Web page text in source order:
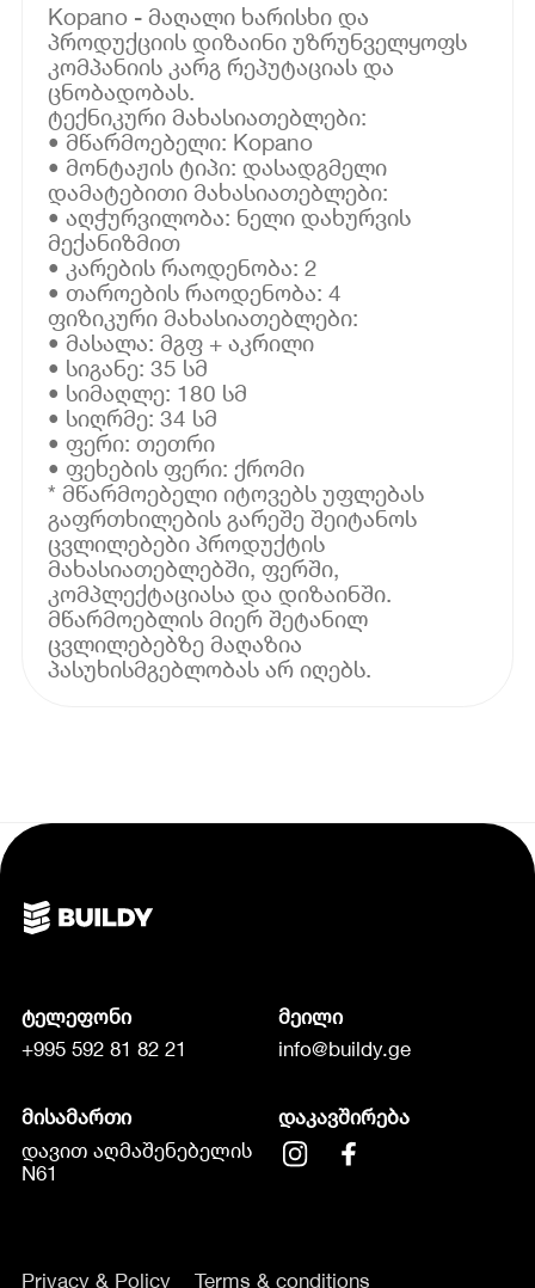
Kopano - მაღალი ხარისხი და
პროდუქციის დიზაინი უზრუნველყოფს
კომპანიის კარგ რეპუტაციას და
ცნობადობას.
ტექნიკური მახასიათებლები:
• მწარმოებელი: Kopano
• მონტაჟის ტიპი: დასადგმელი
დამატებითი მახასიათებლები:
• აღჭურვილობა: ნელი დახურვის
მექანიზმით
• კარების რაოდენობა: 2
• თაროების რაოდენობა: 4
ფიზიკური მახასიათებლები:
• მასალა: მგფ + აკრილი
• სიგანე: 35 სმ
• სიმაღლე: 180 სმ
• სიღრმე: 34 სმ
• ფერი: თეთრი
• ფეხების ფერი: ქრომი
* მწარმოებელი იტოვებს უფლებას
გაფრთხილების გარეშე შეიტანოს
ცვლილებები პროდუქტის
მახასიათებლებში, ფერში,
კომპლექტაციასა და დიზაინში.
მწარმოებლის მიერ შეტანილ
ცვლილებებზე მაღაზია
პასუხისმგებლობას არ იღებს.
ტელეფონი
+995 592 81 82 21
მეილი
info@buildy.ge
მისამართი
დავით აღმაშენებელის
N61
დაკავშირება
Privacy & Policy Terms & conditions